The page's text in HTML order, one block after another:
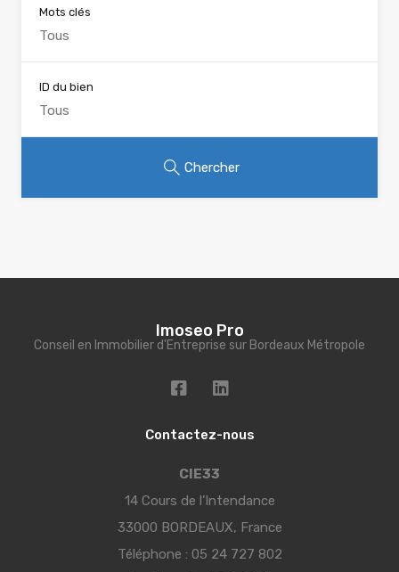
Mots clés
ID du bien
Chercher
Imoseo Pro
Conseil en Immobilier d'Entreprise sur Bordeaux Métropole
Contactez-nous
CIE33
14 Cours de l’Intendance
33000 BORDEAUX, France
Téléphone : 05 24 727 802